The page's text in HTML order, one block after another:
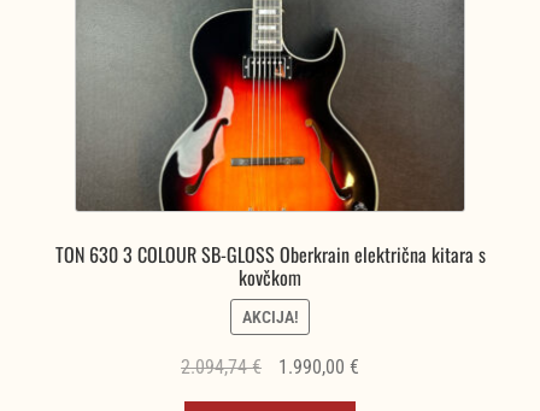
TON 630 3 COLOUR SB-GLOSS Oberkrain električna kitara s
kovčkom
AKCIJA!
2.094,74€
Izvirna
1.990,00 €Trenutna